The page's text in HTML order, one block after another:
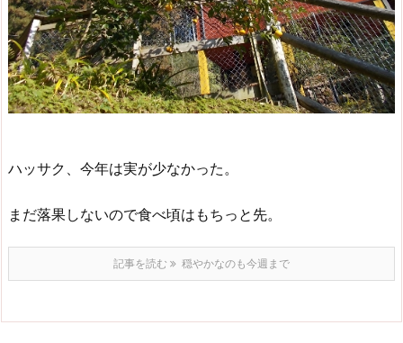
ハッサク、今年は実が少なかった。
まだ落果しないので食べ頃はもちっと先。
記事を読む 穏やかなのも今週まで